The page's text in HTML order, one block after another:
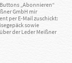
„Abonnieren“
GmbH mir
per E-Mail zuschickt:
sowie
der Leder Meißner